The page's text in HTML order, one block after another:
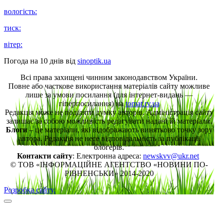
вологість:
тиск:
вітер:
Погода на 10 днів від sinoptik.ua
Всі права захищені чинним законодавством України.
Повне або часткове використання матеріалів сайту можливе
лише за умови посилання (для інтернет-видань —
гіперпосилання) наtomat.rv.ua
Редакція може не поділяти думку авторів. Адміністрація сайту
залишає за собою можливість редагувати надані їй матеріали.
Блоги– це матеріали, які відображають винятково точку зору
автора. Редакція не несе відповідальність за публікації
блогерів.
Контакти сайту: Електронна адреса: newskvv@ukr.net
© ТОВ «ІНФОРМАЦІЙНЕ АГЕНТСТВО «НОВИНИ ПО-
РІВНЕНСЬКИ» 2014-2020
Розробка сайту.